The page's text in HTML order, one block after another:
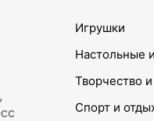
Игрушки
Настольные
Творчество
Спорт и